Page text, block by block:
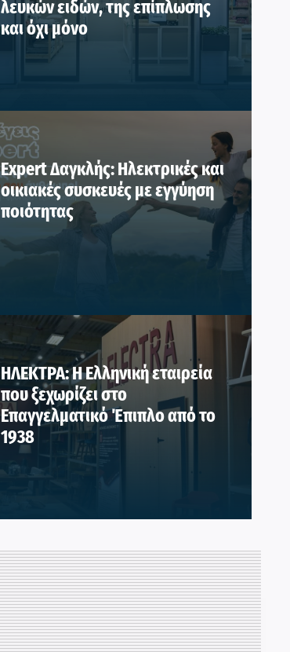
λευκών ειδών, της επίπλωσης
και όχι μόνο
Expert Δαγκλής: Ηλεκτρικές και
οικιακές συσκευές με εγγύηση
ποιότητας
ΗΛΕΚΤΡΑ: Η Ελληνική εταιρεία
που ξεχωρίζει στο
Επαγγελματικό Έπιπλο από το
1938